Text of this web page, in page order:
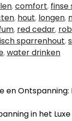
,comfort, finse
, hout, longen,
, red cedar,
sparrenhout,
,water drinken
en
in het